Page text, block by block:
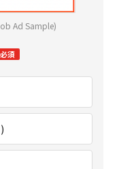
Ad Sample)
必須